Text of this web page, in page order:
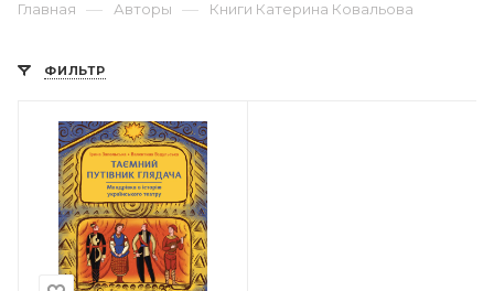
Главная — Авторы — Книги Катерина Ковальова
ФИЛЬТР